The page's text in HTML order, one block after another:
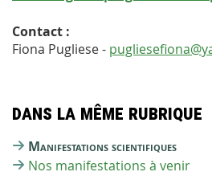
Contact :
Fiona Pugliese -
Dans la même rubrique
Manifestations scientifiques
Nos manifestations à venir